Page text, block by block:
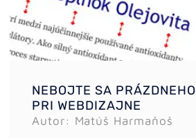
NEBOJTE SA
PRI WEBDIZAJNE
Autor: Matúš Harmaňoš